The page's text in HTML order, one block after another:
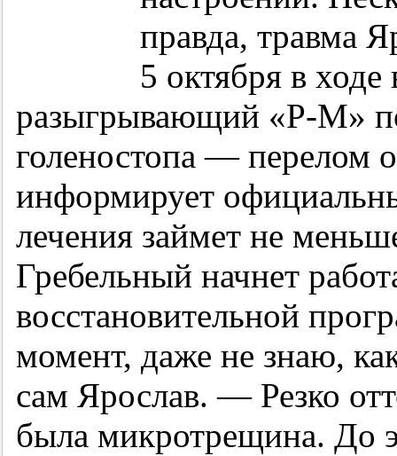
правда, травма
5 октября в
разыгрывающий «Р-М»
голеностопа — перелом
информирует
лечения займет не
Гребельный начнет
восстановительной
момент, даже не знаю,
сам Ярослав. — Резко
была микротрещина. До